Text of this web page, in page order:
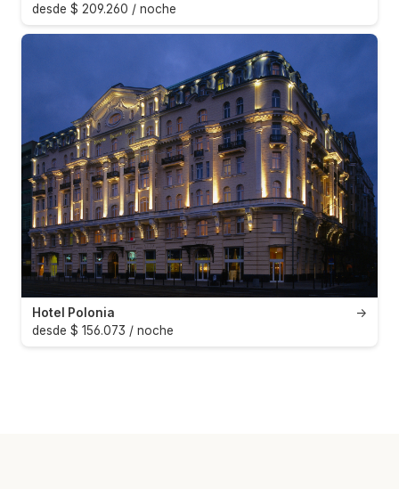
desde $ 209.260 / noche
→
Hotel Polonia
desde $ 156.073 / noche